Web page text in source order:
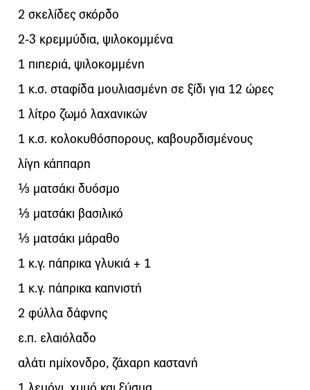
2 σκελίδες σκόρδο
2-3 κρεμμύδια, ψιλοκομμένα
1 πιπεριά, ψιλοκομμένη
1 κ.σ. σταφίδα μουλιασμένη σε ξίδι για 12 ώρες
1 λίτρο ζωμό λαχανικών
1 κ.σ. κολοκυθόσπορους, καβουρδισμένους
λίγη κάππαρη
⅓ ματσάκι δυόσμο
⅓ ματσάκι βασιλικό
⅓ ματσάκι μάραθο
1 κ.γ. πάπρικα γλυκιά + 1
1 κ.γ. πάπρικα καπνιστή
2 φύλλα δάφνης
ε.π. ελαιόλαδο
αλάτι ημίχονδρο, ζάχαρη καστανή